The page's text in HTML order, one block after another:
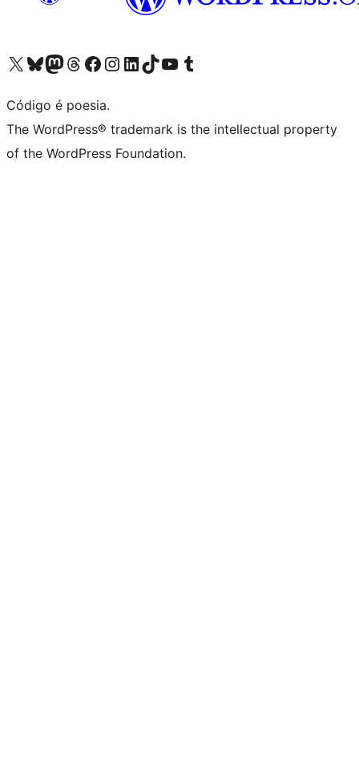
Acessar nossa conta do X (antigo Twitter)
Acessar nossa conta do Bluesky
Acessar nossa conta do Mastodon
Acessar nossa conta do Threads
Acessar nossa página do Facebook
Acessar nossa conta do Instagram
Acessar nossa conta do LinkedIn
Acessar nossa conta do TikTok
Acessar nosso canal do YouTube
Acessar nossa conta no Tumblr
Código é poesia.
The WordPress® trademark is the intellectual property
of the WordPress Foundation.